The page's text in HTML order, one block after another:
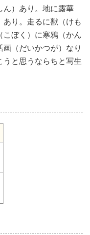
ん）あり。地に露華
あり。走るに獣（けも
こぼく）に寒鴉（かん
（だいかつが）なり
うと思うならちと写生